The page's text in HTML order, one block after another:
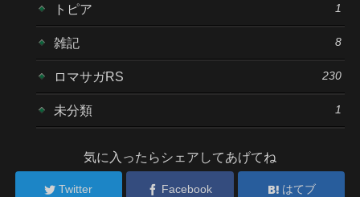
トピア 1
雑記 8
ロマサガRS 230
未分類 1
気に入ったらシェアしてあげてね
Twitter Facebook はてブ